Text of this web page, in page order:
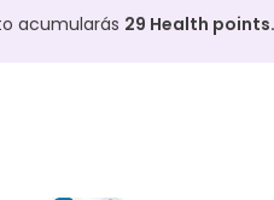
acumularás 29 Health points.